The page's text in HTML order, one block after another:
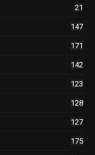
21
147
171
142
123
128
127
175